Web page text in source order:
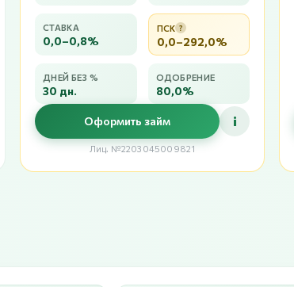
СТАВКА
0,0–0,8%
ПСК ?
0,0–292,0%
ДНЕЙ БЕЗ %
30 дн.
ОДОБРЕНИЕ
80,0%
Оформить займ i
Лиц. №2203045009821